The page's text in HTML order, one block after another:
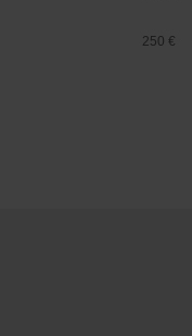
250 €